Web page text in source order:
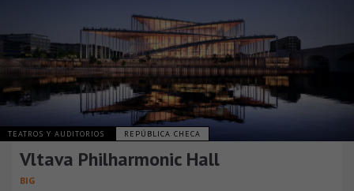
TEATROS Y AUDITORIOS REPÚBLICA CHECA
Vltava Philharmonic Hall
BIG